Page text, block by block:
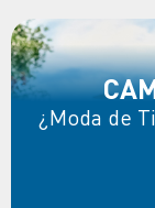
¿Moda de